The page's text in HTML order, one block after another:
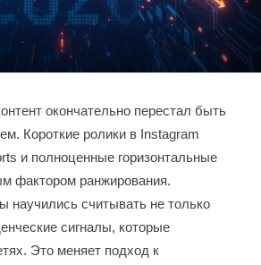
окончательно перестал быть
Короткие ролики в Instagram
и полноценные горизонтальные
фактором ранжирования.
научились считывать не только
сигналы, которые
Это меняет подход к